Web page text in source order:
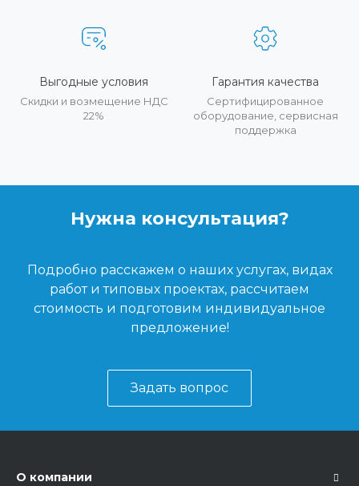
Выгодные условия
Скидки и возмещение НДС
22%
Гарантия качества
Сертифицированное
оборудование, сервисная
поддержка
Нужна консультация?
Подробно расскажем о наших услугах, видах
работ и типовых проектах, рассчитаем
стоимость и подготовим индивидуальное
предложение!
Задать вопрос
О компании